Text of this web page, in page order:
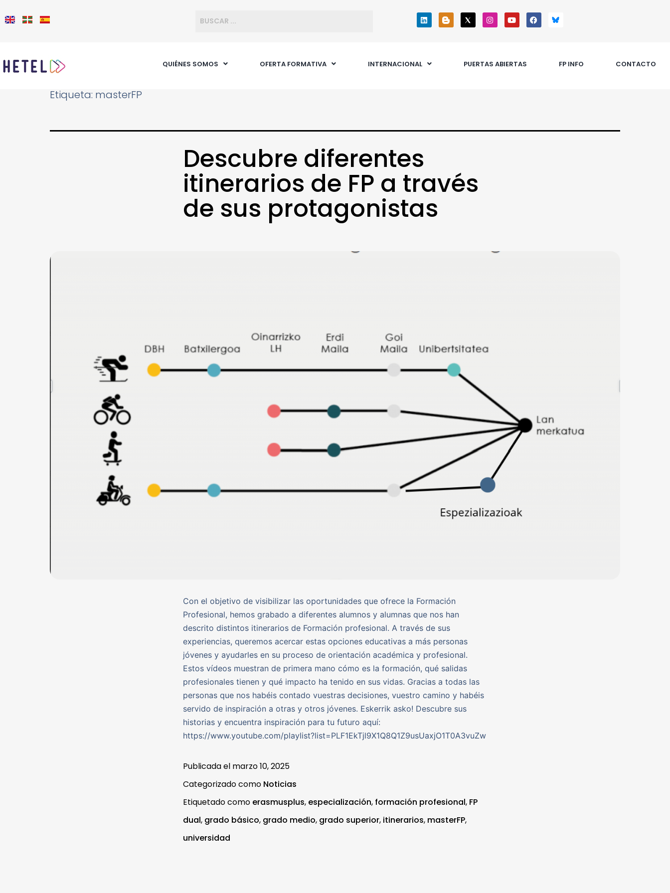
QUIÉNES SOMOS OFERTA FORMATIVA INTERNACIONAL PUERTAS ABIERTAS FP INFO CONTACTO
Etiqueta: masterFP
Descubre diferentes
itinerarios de FP a través
de sus protagonistas
Con el objetivo de visibilizar las oportunidades que ofrece la Formación
Profesional, hemos grabado a diferentes alumnos y alumnas que nos han
descrito distintos itinerarios de Formación profesional. A través de sus
experiencias, queremos acercar estas opciones educativas a más personas
jóvenes y ayudarles en su proceso de orientación académica y profesional.
Estos vídeos muestran de primera mano cómo es la formación, qué salidas
profesionales tienen y qué impacto ha tenido en sus vidas. Gracias a todas las
personas que nos habéis contado vuestras decisiones, vuestro camino y habéis
servido de inspiración a otras y otros jóvenes. Eskerrik asko! Descubre sus
historias y encuentra inspiración para tu futuro aquí:
https://www.youtube.com/playlist?list=PLF1EkTjl9X1Q8Q1Z9usUaxjO1T0A3vuZw
Publicada el marzo 10, 2025
Categorizado como Noticias
Etiquetado como erasmusplus, especialización, formación profesional, FP
dual, grado básico, grado medio, grado superior, itinerarios, masterFP,
universidad